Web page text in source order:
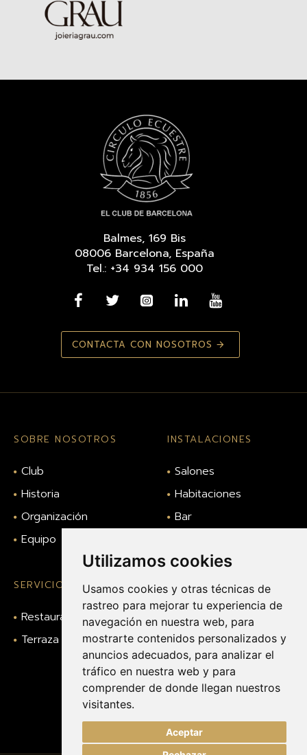
Utilizamos cookies
Usamos cookies y otras técnicas de
rastreo para mejorar tu experiencia de
navegación en nuestra web, para
mostrarte contenidos personalizados y
anuncios adecuados, para analizar el
tráfico en nuestra web y para
comprender de donde llegan nuestros
visitantes.
Aceptar
Balmes, 169 Bis
08006 Barcelona, España
Tel.: +34 934 156 000
CONTACTA CON NOSOTROS
SOBRE NOSOTROS
Club
Historia
Organización
Equipo
INSTALACIONES
Salones
Habitaciones
Bar
SERVICIOS
Restaurante
Terraza
LEGAL
Aviso legal
Política de privacidad
Política de cookies
Contacto
denuncias